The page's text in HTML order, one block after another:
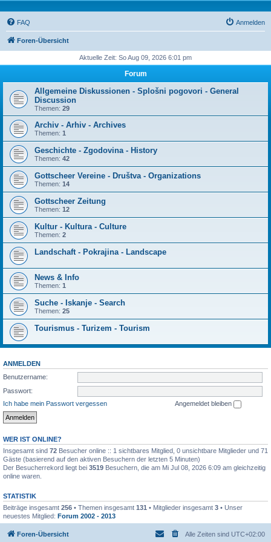
FAQ Anmelden
Foren-Übersicht
Aktuelle Zeit: So Aug 09, 2026 6:01 pm
Forum
Allgemeine Diskussionen - Splošni pogovori - General
Discussion
Themen: 29
Archiv - Arhiv - Archives
Themen: 1
Geschichte - Zgodovina - History
Themen: 42
Gottscheer Vereine - Društva - Organizations
Themen: 14
Gottscheer Zeitung
Themen: 12
Kultur - Kultura - Culture
Themen: 2
Landschaft - Pokrajina - Landscape
News & Info
Themen: 1
Suche - Iskanje - Search
Themen: 25
Tourismus - Turizem - Tourism
ANMELDEN
Benutzername:
Passwort:
Ich habe mein Passwort vergessen
Angemeldet bleiben
WER IST ONLINE?
Insgesamt sind 72 Besucher online :: 1 sichtbares Mitglied, 0 unsichtbare Mitglieder und 71
Gäste (basierend auf den aktiven Besuchern der letzten 5 Minuten)
Der Besucherrekord liegt bei 3519 Besuchern, die am Mi Jul 08, 2026 6:09 am gleichzeitig
online waren.
STATISTIK
Beiträge insgesamt 256 • Themen insgesamt 131 • Mitglieder insgesamt 3 • Unser
neuestes Mitglied: Forum 2002 - 2013
Foren-Übersicht Alle Zeiten sind UTC+02:00